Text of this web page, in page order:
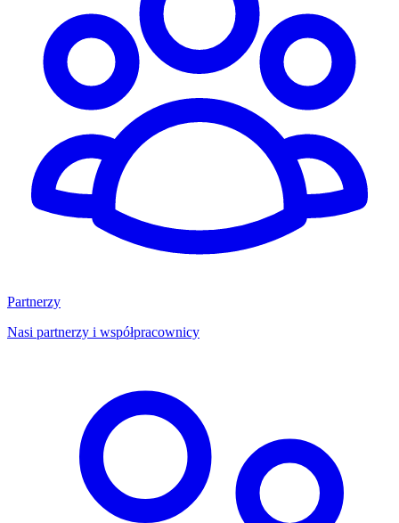
Partnerzy
Nasi partnerzy i współpracownicy